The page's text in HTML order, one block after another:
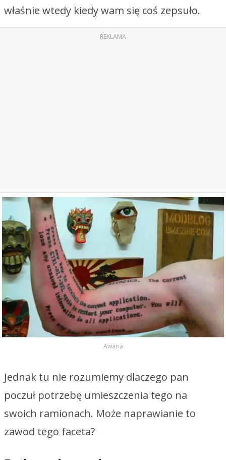
właśnie wtedy kiedy wam się coś zepsuło.
REKLAMA
Awaria
Jednak tu nie rozumiemy dlaczego pan
poczuł potrzebę umieszczenia tego na
swoich ramionach. Może naprawianie to
zawod tego faceta?